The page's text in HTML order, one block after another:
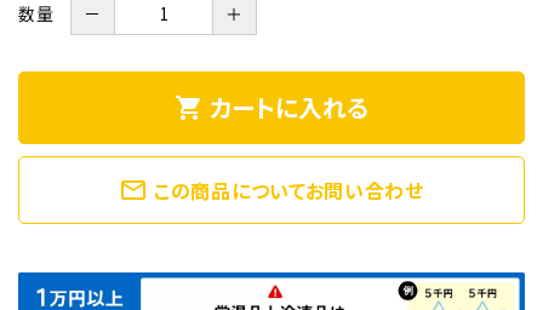
数量 － ＋
shopping_cart カートに入れる
mail_outline この商品についてお問い合わせ